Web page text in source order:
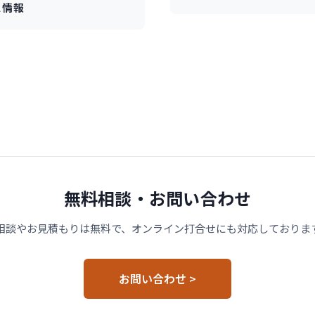
報
無料相談・お問い合わせ
談やお見積もりは無料で、オンライン打合せにも対応しておりま
お問い合わせ >